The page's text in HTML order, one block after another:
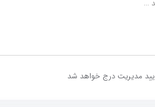
مدیریت درج خواهد شد